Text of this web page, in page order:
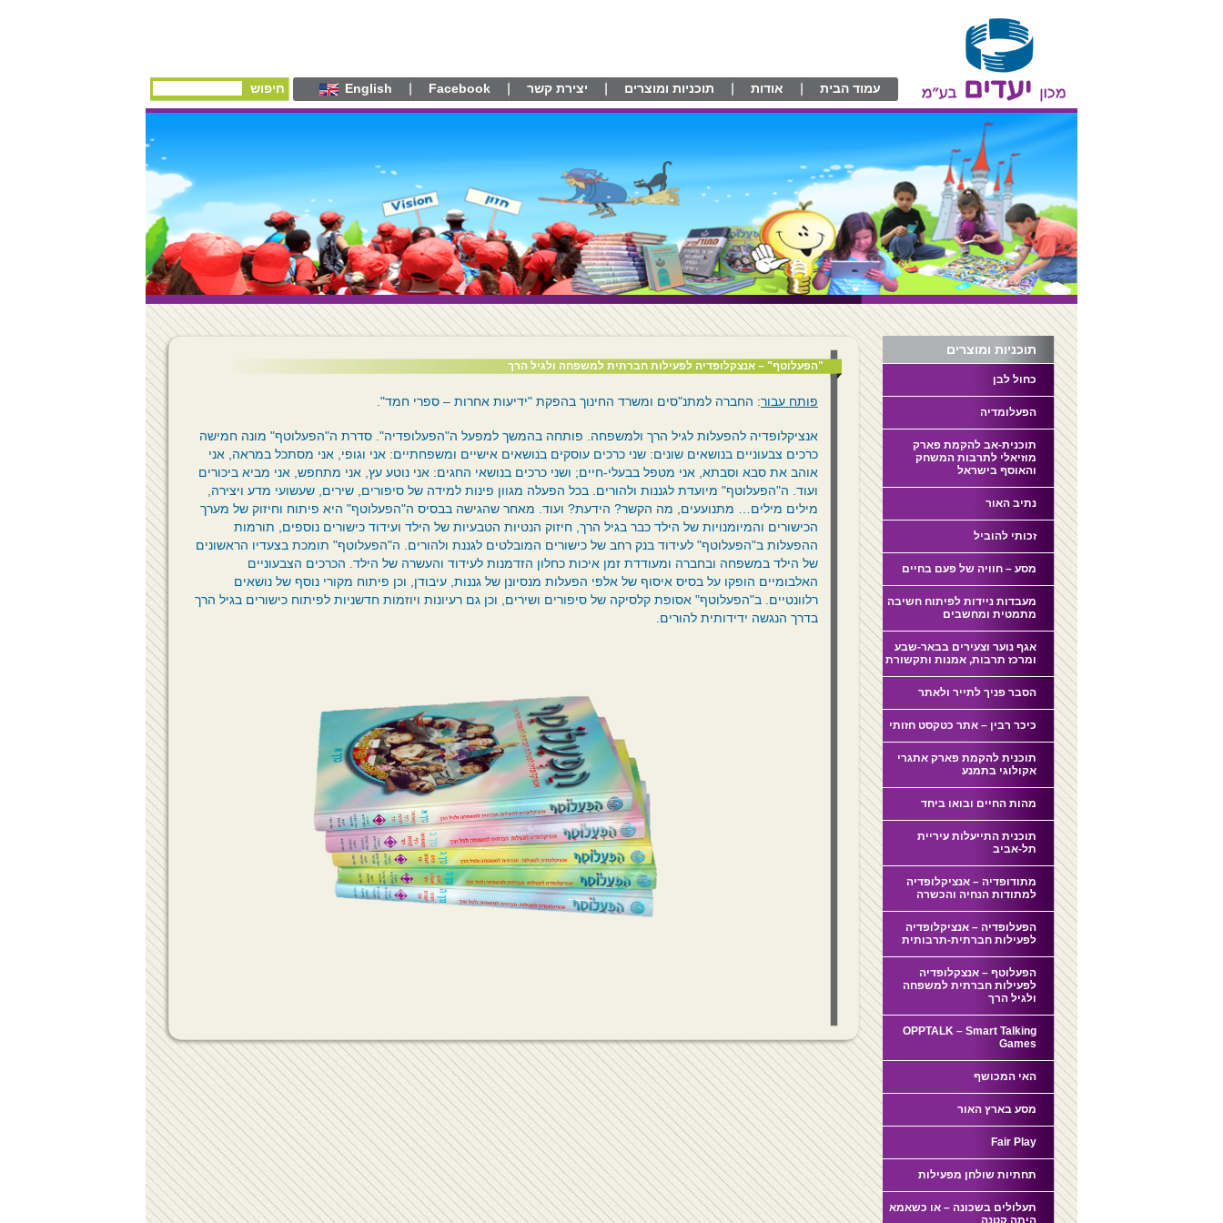
עמוד הבית אודות תוכניות ומוצרים יצירת קשר Facebook
English חיפוש
תוכניות ומוצרים
כחול לבן
הפעלומדיה
תוכנית-אב להקמת פארק
מוזיאלי לתרבות המשחק
והאוסף בישראל
נתיב האור
זכותי להוביל
מסע – חוויה של פעם בחיים
מעבדות ניידות לפיתוח חשיבה
מתמטית ומחשבים
אגף נוער וצעירים בבאר-שבע
ומרכז תרבות, אמנות ותקשורת
הסבר פניך לתייר ולאתר
כיכר רבין – אתר כטקסט חזותי
תוכנית להקמת פארק אתגרי
אקולוגי בתמנע
מהות החיים ובואו ביחד
תוכנית התייעלות עיריית
תל-אביב
מתודופדיה – אנציקלופדיה
למתודות הנחיה והכשרה
הפעלופדיה – אנציקלופדיה
לפעילות חברתית-תרבותית
הפעלוטף – אנצקלופדיה
לפעילות חברתית למשפחה
ולגיל הרך
OPPTALK – Smart Talking
Games
האי המכושף
מסע בארץ האור
Fair Play
תחתיות שולחן מפעילות
תעלולים בשכונה – או כשאמא
היתה קטנה
"הפעלוטף" – אנצקלופדיה לפעילות חברתית למשפחה ולגיל הרך
פותח עבור: החברה למתנ"סים ומשרד החינוך בהפקת "ידיעות אחרות – ספרי חמד".
אנציקלופדיה להפעלות לגיל הרך ולמשפחה. פותחה בהמשך למפעל ה"הפעלופדיה". סדרת ה"הפעלוטף" מונה חמישה
כרכים צבעוניים בנושאים שונים: שני כרכים עוסקים בנושאים אישיים ומשפחתיים: אני וגופי, אני מסתכל במראה, אני
אוהב את סבא וסבתא, אני מטפל בבעלי-חיים; ושני כרכים בנושאי החגים: אני נוטע עץ, אני מתחפש, אני מביא ביכורים
ועוד. ה"הפעלוטף" מיועדת לגננות ולהורים. בכל הפעלה מגוון פינות למידה של סיפורים, שירים, שעשועי מדע ויצירה,
מילים מילים… מתנועעים, מה הקשר? הידעת? ועוד. מאחר שהגישה בבסיס ה"הפעלוטף" היא פיתוח וחיזוק של מערך
הכישורים והמיומנויות של הילד כבר בגיל הרך, חיזוק הנטיות הטבעיות של הילד ועידוד כישורים נוספים, תורמות
ההפעלות ב"הפעלוטף" לעידוד בנק רחב של כישורים המובלטים לגננת ולהורים. ה"הפעלוטף" תומכת בצעדיו הראשונים
של הילד במשפחה ובחברה ומעודדת זמן איכות כחלון הזדמנות לעידוד והעשרה של הילד. הכרכים הצבעוניים
האלבומיים הופקו על בסיס איסוף של אלפי הפעלות מנסיונן של גננות, עיבודן, וכן פיתוח מקורי נוסף של נושאים
רלוונטיים. ב"הפעלוטף" אסופת קלסיקה של סיפורים ושירים, וכן גם רעיונות ויוזמות חדשניות לפיתוח כישורים בגיל הרך
בדרך הנגשה ידידותית להורים.